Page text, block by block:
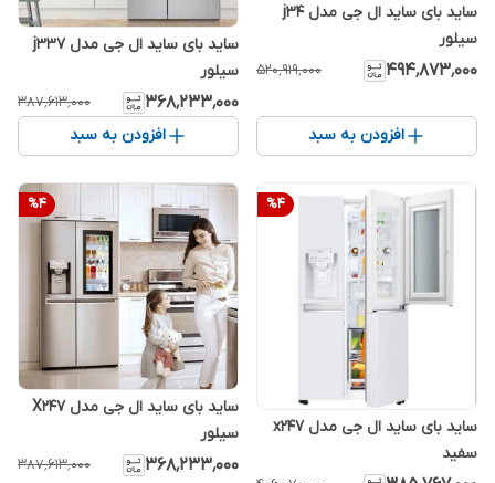
ساید بای ساید ال جی مدل j34
سیلور
۴۹۴٬۸۷۳٬۰۰۰ ۵۲۰٬۹۱۹٬۰۰۰
افزودن به سبد
ساید بای ساید ال جی مدل j337
سیلور
۳۶۸٬۲۳۳٬۰۰۰ ۳۸۷٬۶۱۳٬۰۰۰
افزودن به سبد
%4
ساید بای ساید ال جی مدل x247
سفید
%4
ساید بای ساید ال جی مدل X247
سیلور
۳۶۸٬۲۳۳٬۰۰۰ ۳۸۷٬۶۱۳٬۰۰۰